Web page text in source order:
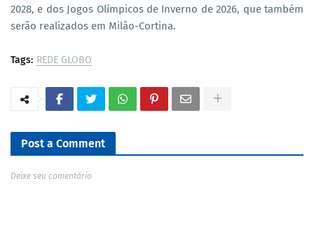
2028, e dos Jogos Olímpicos de Inverno de 2026, que também
serão realizados em Milão-Cortina.
Tags: REDE GLOBO
Post a Comment
Deixe seu comentário